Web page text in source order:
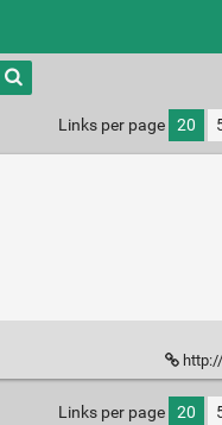
Type 1 or
more
characters
results.
Links per page 20
Links per page 20